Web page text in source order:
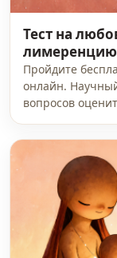
Тест на
лимеренцию
Пройдите
онлайн.
вопросов